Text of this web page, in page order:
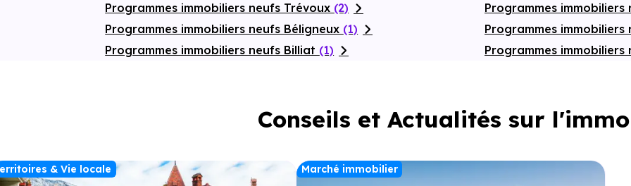
Programmes immobiliers neufs Trévoux (2)
Programmes immobiliers neufs Béligneux (1)
Programmes immobiliers neufs Billiat (1)
Programmes immobiliers
Programmes immobiliers
Programmes immobiliers
Conseils et Actualités sur
& Vie locale Marché immobilier